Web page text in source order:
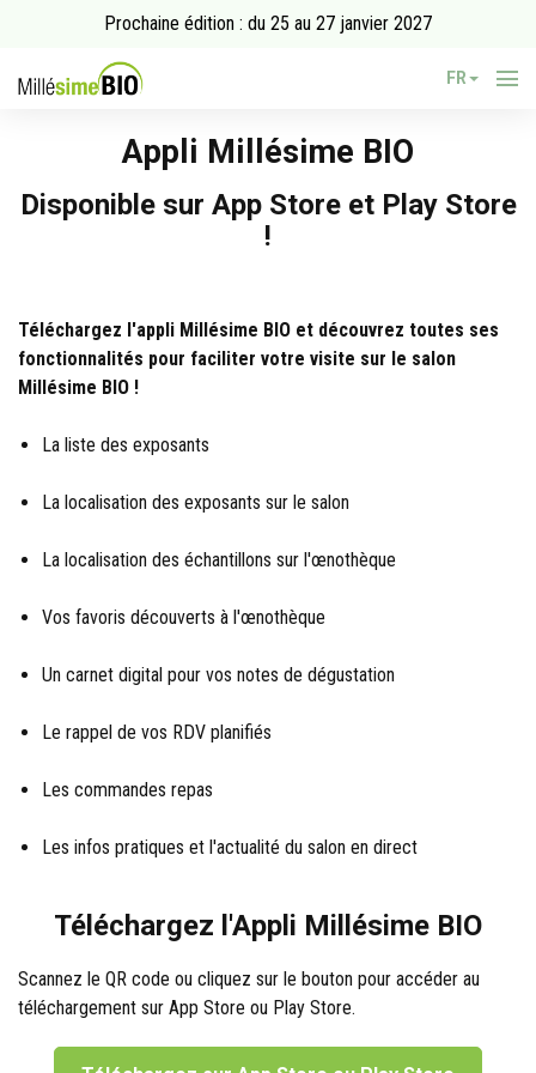
Prochaine édition : du 25 au 27 janvier 2027
FR
Appli Millésime BIO
Disponible sur App Store et Play Store
!
Téléchargez l'appli Millésime BIO et découvrez toutes ses
fonctionnalités pour faciliter votre visite sur le salon
Millésime BIO !
La liste des exposants
La localisation des exposants sur le salon
La localisation des échantillons sur l'œnothèque
Vos favoris découverts à l'œnothèque
Un carnet digital pour vos notes de dégustation
Le rappel de vos RDV planifiés
Les commandes repas
Les infos pratiques et l'actualité du salon en direct
Téléchargez l'Appli Millésime BIO
Scannez le QR code ou cliquez sur le bouton pour accéder au
téléchargement sur App Store ou Play Store.